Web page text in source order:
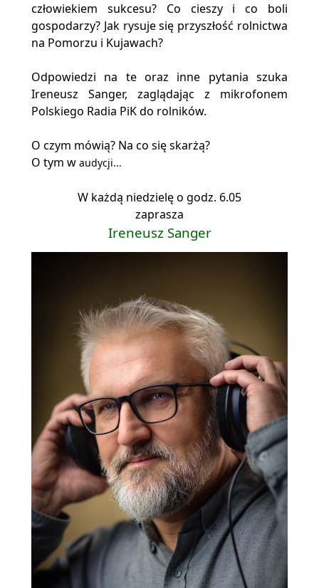
człowiekiem sukcesu? Co cieszy i co boli
gospodarzy? Jak rysuje się przyszłość rolnictwa
na Pomorzu i Kujawach?
Odpowiedzi na te oraz inne pytania szuka
Ireneusz Sanger, zaglądając z mikrofonem
Polskiego Radia PiK do rolników.
O czym mówią? Na co się skarżą?
O tym w audycji...
W każdą niedzielę o godz. 6.05
zaprasza
Ireneusz Sanger